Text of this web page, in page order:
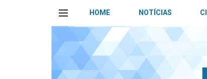
HOME NOTÍCIAS